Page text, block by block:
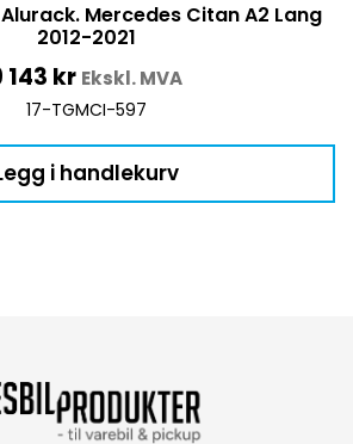
Mercedes Citan A2 Lang
2012-2021
143 kr Ekskl. MVA
17-TGMCI-597
i handlekurv